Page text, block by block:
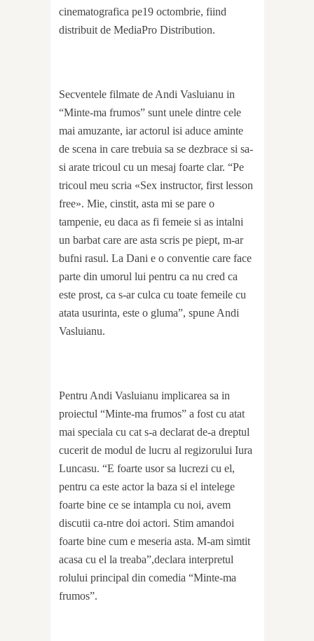
cinematografica pe19 octombrie, fiind
distribuit de MediaPro Distribution.
Secventele filmate de Andi Vasluianu in
“Minte-ma frumos” sunt unele dintre cele
mai amuzante, iar actorul isi aduce aminte
de scena in care trebuia sa se dezbrace si sa-
si arate tricoul cu un mesaj foarte clar. “Pe
tricoul meu scria «Sex instructor, first lesson
free». Mie, cinstit, asta mi se pare o
tampenie, eu daca as fi femeie si as intalni
un barbat care are asta scris pe piept, m-ar
bufni rasul. La Dani e o conventie care face
parte din umorul lui pentru ca nu cred ca
este prost, ca s-ar culca cu toate femeile cu
atata usurinta, este o gluma”, spune Andi
Vasluianu.
Pentru Andi Vasluianu implicarea sa in
proiectul “Minte-ma frumos” a fost cu atat
mai speciala cu cat s-a declarat de-a dreptul
cucerit de modul de lucru al regizorului Iura
Luncasu. “E foarte usor sa lucrezi cu el,
pentru ca este actor la baza si el intelege
foarte bine ce se intampla cu noi, avem
discutii ca-ntre doi actori. Stim amandoi
foarte bine cum e meseria asta. M-am simtit
acasa cu el la treaba”,declara interpretul
rolului principal din comedia “Minte-ma
frumos”.